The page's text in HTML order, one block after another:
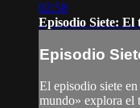
02:58
Episodio Siete: El
Episodio
El episodio siete
mundo» explora el